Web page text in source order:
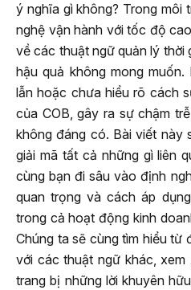
ý nghĩa gì không? Trong môi
nghệ vận hành với tốc độ
về các thuật ngữ quản lý thời
hậu quả không mong
lẫn hoặc chưa hiểu rõ cách
của COB, gây ra sự chậm
không đáng có. Bài viết này
giải mã tất cả những gì liên
cùng bạn đi sâu vào định
quan trọng và cách áp
trong cả hoạt động kinh
Chúng ta sẽ cùng tìm hiểu từ
với các thuật ngữ khác,
trang bị những lời khuyên